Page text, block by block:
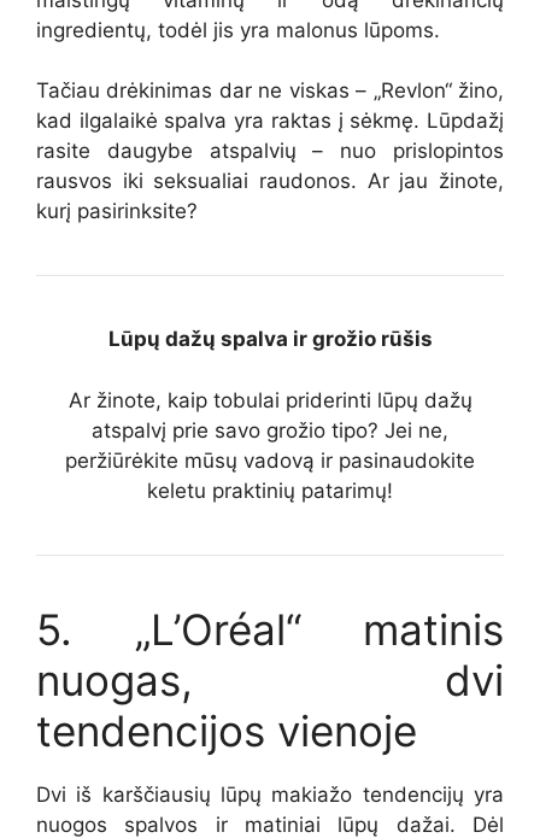
ingredientų, todėl jis yra malonus lūpoms.
Tačiau drėkinimas dar ne viskas – „Revlon“ žino,
kad ilgalaikė spalva yra raktas į sėkmę. Lūpdažį
rasite daugybe atspalvių – nuo prislopintos
rausvos iki seksualiai raudonos. Ar jau žinote,
kurį pasirinksite?
Lūpų dažų spalva ir grožio rūšis
Ar žinote, kaip tobulai priderinti lūpų dažų
atspalvį prie savo grožio tipo? Jei ne,
peržiūrėkite mūsų vadovą ir pasinaudokite
keletu praktinių patarimų!
5. „L’Oréal“ matinis
nuogas, dvi
tendencijos vienoje
Dvi iš karščiausių lūpų makiažo tendencijų yra
nuogos spalvos ir matiniai lūpų dažai. Dėl